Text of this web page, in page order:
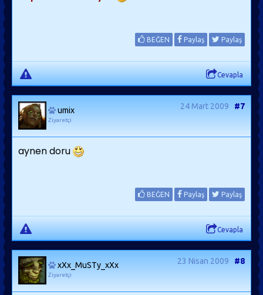
BEĞEN Paylaş Paylaş
Cevapla
umix
Ziyaretçi
24 Mart 2009 #7
aynen doru
BEĞEN Paylaş Paylaş
Cevapla
xXx_MuSTy_xXx
Ziyaretçi
23 Nisan 2009 #8